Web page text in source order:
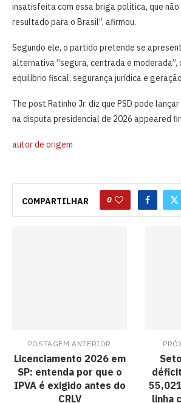
insatisfeita com essa briga política, que
resultado para o Brasil”, afirmou.
Segundo ele, o partido pretende se
alternativa “segura, centrada e moderada”,
equilíbrio fiscal, segurança jurídica e
The post Ratinho Jr. diz que PSD pode
na disputa presidencial de 2026 appeared
autor de origem
COMPARTILHAR 0
POSTAGEM ANTERIOR
Licenciamento 2026 em
SP: entenda por que o
IPVA é exigido antes do
CRLV
linha